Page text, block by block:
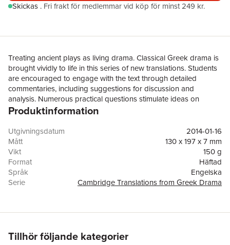
Skickas . Fri frakt för medlemmar vid köp för minst 249 kr.
Treating ancient plays as living drama. Classical Greek drama is
brought vividly to life in this series of new translations. Students
are encouraged to engage with the text through detailed
commentaries, including suggestions for discussion and
analysis. Numerous practical questions stimulate ideas on
staging and encourage students to explore the play's dramatic
and Drama. Features include a full synopsis of the play,
commentary alongside translation for easy reference and a
comprehensive introduction to the Greek Theatre. Frogs is
aimed at A-level and undergraduate students in the UK, and
college students in North America.
Produktinformation
Utgivningsdatum
2014-01-16
Mått
130 x 197 x 7 mm
Vikt
150 g
Format
Häftad
Språk
Engelska
Serie
Cambridge Translations from Greek Drama
ISBN
9780521172578
Tillhör följande kategorier